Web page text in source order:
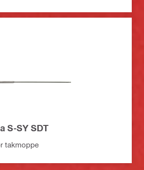
S-SY SDT
takmoppe